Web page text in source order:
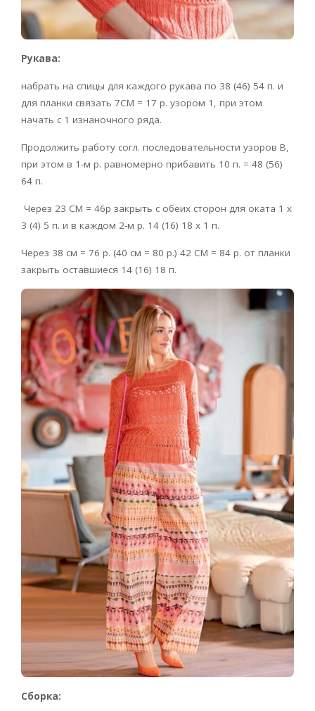
Рукава:
набрать на спицы для каждого рукава по 38 (46) 54 п. и
для планки связать 7CM = 17 р. узором 1, при этом
начать с 1 изнаночного ряда.
Продолжить работу согл. последовательности узоров В,
при этом в 1-м р. равномерно прибавить 10 п. = 48 (56)
64 п.
Через 23 CM = 46p закрыть с обеих сторон для оката 1 х
3 (4) 5 п. и в каждом 2-м р. 14 (16) 18 х 1 п.
Через 38 см = 76 р. (40 см = 80 р.) 42 CM = 84 р. от планки
закрыть оставшиеся 14 (16) 18 п.
Сборка: